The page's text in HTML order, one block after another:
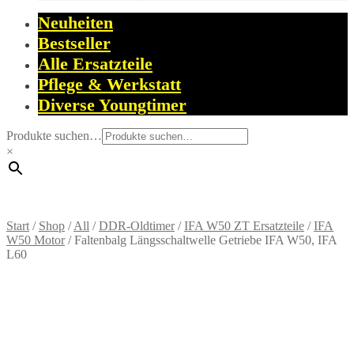
Neuheiten
Bestseller
Alle Ersatzteile
Pflege & Werkstatt
Diverse Youngtimer
Produkte suchen…
×
Start / Shop /All /DDR-Oldtimer/IFA W50 ZT Ersatzteile /IFA
W50 Motor/Faltenbalg Längsschaltwelle Getriebe IFA W50, IFA
L60